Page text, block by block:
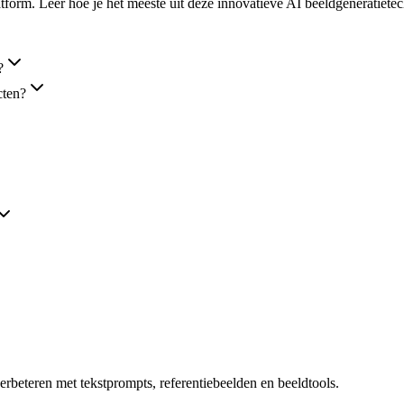
Leer hoe je het meeste uit deze innovatieve AI
met tekstprompts, referentiebeelden en beeldtools.